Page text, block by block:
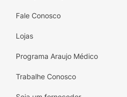
Fale Conosco
Lojas
Programa Araujo Médico
Trabalhe Conosco